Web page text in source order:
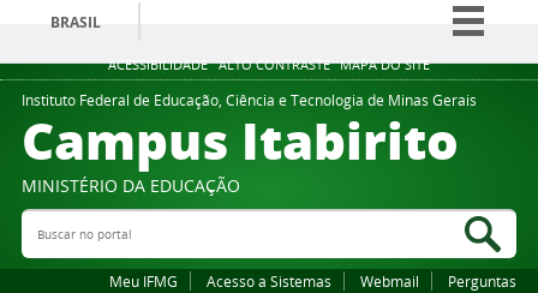
ACESSIBILIDADE ALTO CONTRASTE MAPA DO SITE
BRASIL
Simplifique!
Comunica BR
Participe
Legislação
Instituto Federal de Educação, Ciência e Tecnologia de Minas Gerais
Campus Itabirito
MINISTÉRIO DA EDUCAÇÃO
Buscar no portal
Meu IFMG Acesso a Sistemas Webmail
Perguntas